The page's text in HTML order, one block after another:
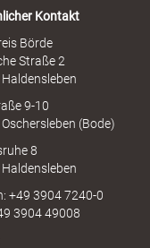
Kontakt
Börde
Straße 2
9-10
(Bode)
8
+49 3904 7240-0
3904 49008